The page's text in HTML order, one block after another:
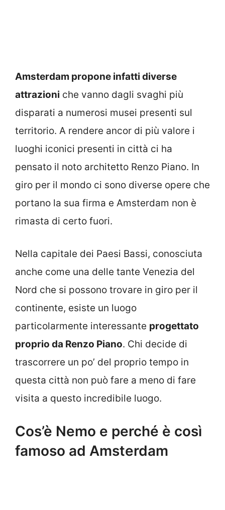
Amsterdam propone infatti diverse
attrazioni che vanno dagli svaghi più
disparati a numerosi musei presenti sul
territorio. A rendere ancor di più valore i
luoghi iconici presenti in città ci ha
pensato il noto architetto Renzo Piano. In
giro per il mondo ci sono diverse opere che
portano la sua firma e Amsterdam non è
rimasta di certo fuori.
Nella capitale dei Paesi Bassi, conosciuta
anche come una delle tante Venezia del
Nord che si possono trovare in giro per il
continente, esiste un luogo
particolarmente interessante progettato
proprio da Renzo Piano. Chi decide di
trascorrere un po’ del proprio tempo in
questa città non può fare a meno di fare
visita a questo incredibile luogo.
Cos’è Nemo e perché è così
famoso ad Amsterdam